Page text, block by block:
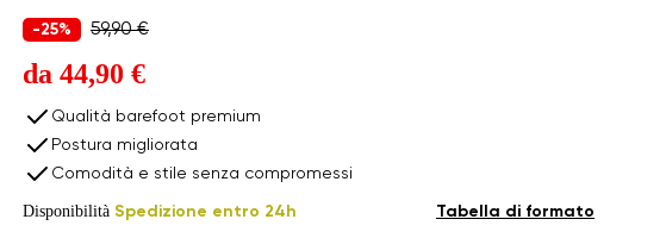
-25% 59,90 €
da 44,90 €
Qualità barefoot premium
Postura migliorata
Comodità e stile senza compromessi
Disponibilità Spedizione entro 24h Tabella di formato